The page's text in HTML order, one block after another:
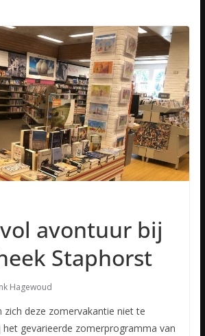
avontuur bij
Staphorst
Hagewoud
zich deze zomervakantie niet te
het gevarieerde zomerprogramma van